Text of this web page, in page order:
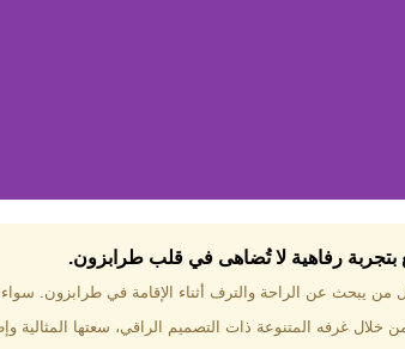
تختار فندق دبل تري
بتجربة رفاهية لا تُضاهى في قلب طرابزون.​
من يبحث عن الراحة والترف أثناء الإقامة في طرابزون.
غرفه المتنوعة ذات التصميم الراقي، سعتها المثالية